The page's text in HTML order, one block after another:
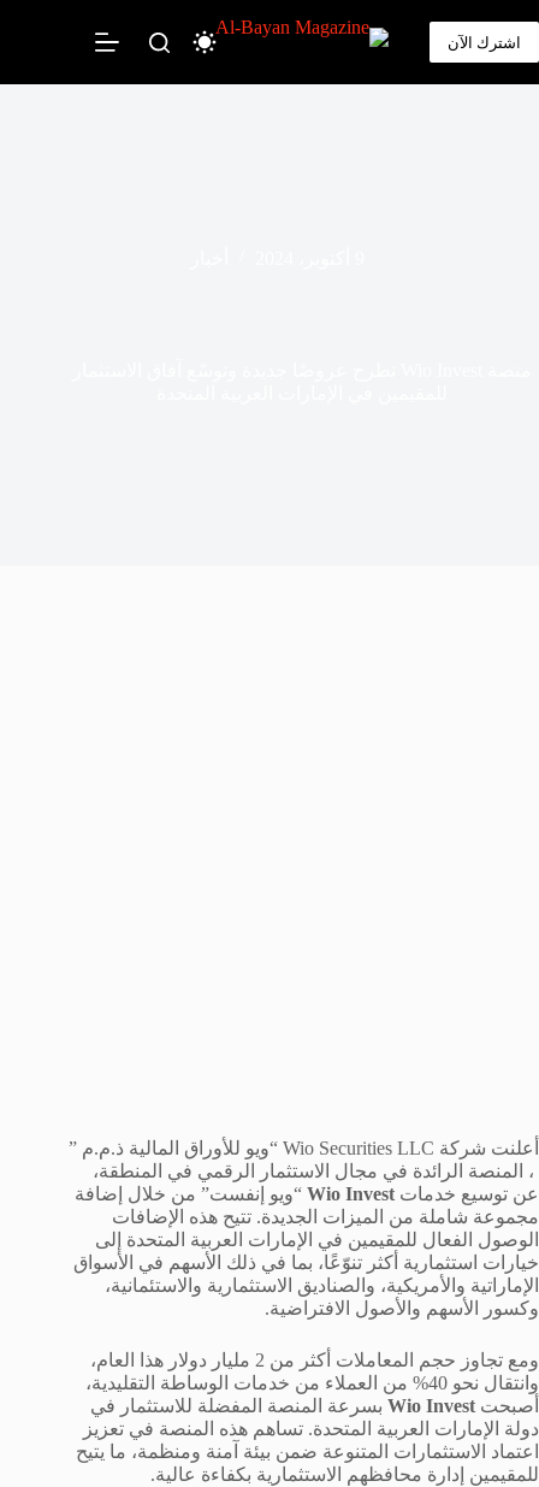
إلى
المحتوى
اشترك الآن
أعلنت شركة Wio Securities LLC “ويو للأوراق المالية ذ.م.م ”
، المنصة الرائدة في مجال الاستثمار الرقمي في المنطقة،
عن توسيع خدمات Wio Invest “ويو إنفست” من خلال إضافة
مجموعة شاملة من الميزات الجديدة. تتيح هذه الإضافات
الوصول الفعال للمقيمين في الإمارات العربية المتحدة إلى
خيارات استثمارية أكثر تنوّعًا، بما في ذلك الأسهم في الأسواق
الإماراتية والأمريكية، والصناديق الاستثمارية والاستئمانية،
وكسور الأسهم والأصول الافتراضية.
ومع تجاوز حجم المعاملات أكثر من 2 مليار دولار هذا العام،
وانتقال نحو 40% من العملاء من خدمات الوساطة التقليدية،
أصبحت Wio Invest بسرعة المنصة المفضلة للاستثمار في
دولة الإمارات العربية المتحدة. تساهم هذه المنصة في تعزيز
اعتماد الاستثمارات المتنوعة ضمن بيئة آمنة ومنظمة، ما يتيح
للمقيمين إدارة محافظهم الاستثمارية بكفاءة عالية.